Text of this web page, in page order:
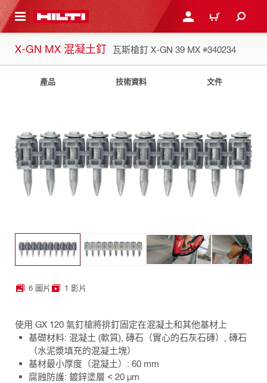
主要內容 登入或註冊購物車
X-GN MX 混凝土釘 瓦斯槍釘 X-GN 39 MX #340234
產品 技術資料 文件
6 圖片 1 影片
使用 GX 120 氣釘槍將排釘固定在混凝土和其他基材上
基礎材料: 混凝土 (軟質), 磚石（實心的石灰石磚）, 磚石
（水泥漿填充的混凝土塊）
基材最小厚度（混凝土）: 60 mm
腐蝕防護: 鍍鋅塗層 < 20 µm